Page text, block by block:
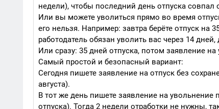
недели), чтобы последний день отпуска
Или вы можете уволиться прямо во время
его нельзя. Например: завтра берёте отпуск на
работодатель обязан уволить вас через 14
Или сразу: 35 дней отпуска, потом заявление
Самый простой и безопасный вариант:
Сегодня пишете заявление на отпуск без
августа).
В тот же день пишете заявление на
отпуска). Тогда 2 недели отработки не нужны,